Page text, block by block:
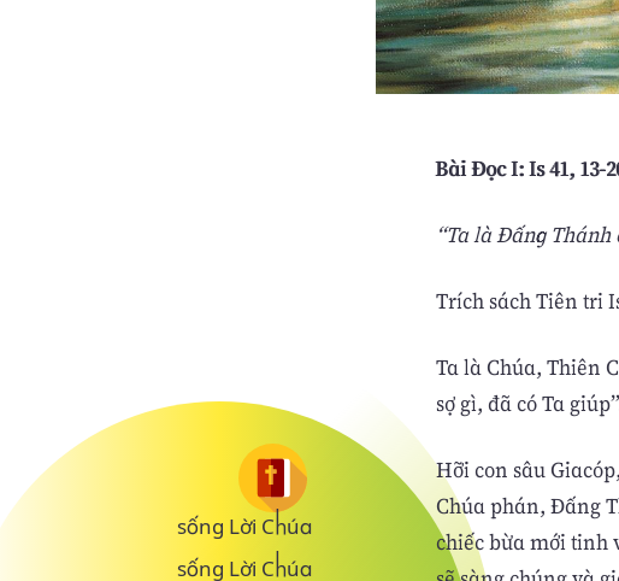
sống Lời Chúa
sống Lời Chúa
Bài Ðọc I: Is 41, 13-
“Ta là Ðấng
Trích sách Tiên tri
Ta là Chúa, Thiên
sợ gì, đã có Ta
Hỡi con sâu
Chúa phán, Ðấng
chiếc bừa mới tinh